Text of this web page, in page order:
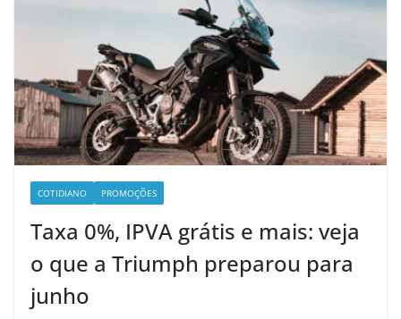
COTIDIANO PROMOÇÕES
Taxa 0%, IPVA grátis e mais: veja
o que a Triumph preparou para
junho